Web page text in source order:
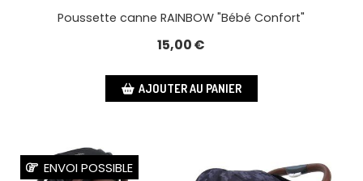
Poussette canne RAINBOW "Bébé Confort"
15,00€
AJOUTER AU PANIER
ENVOI POSSIBLE